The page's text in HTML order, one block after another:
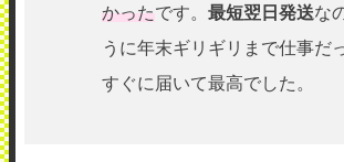
かったです。 最短翌日発送な
うに年末ギリギリまで仕事だ
すぐに届いて最高でした。